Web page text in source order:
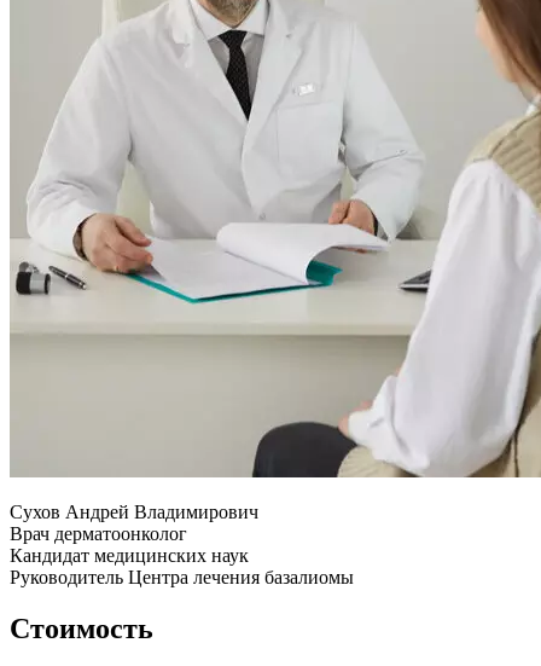
Cухов Андрей Владимирович
Врач дерматоонколог
Кандидат медицинских наук
Руководитель Центра лечения базалиомы
Стоимость